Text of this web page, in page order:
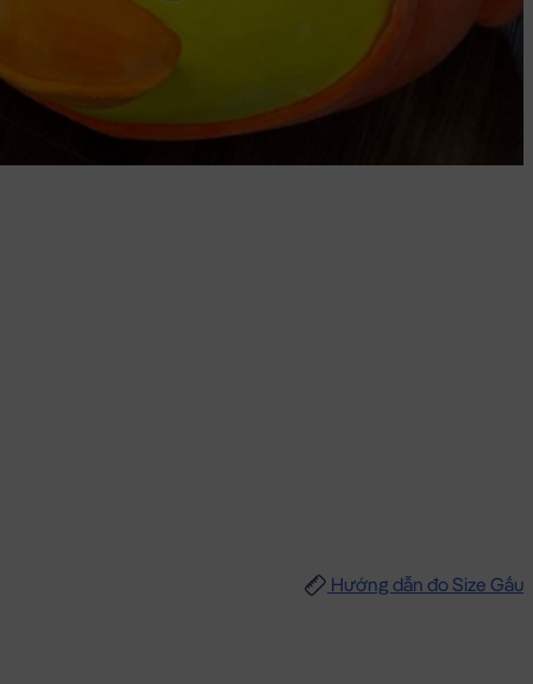
Hướng dẫn đo Size Gấu